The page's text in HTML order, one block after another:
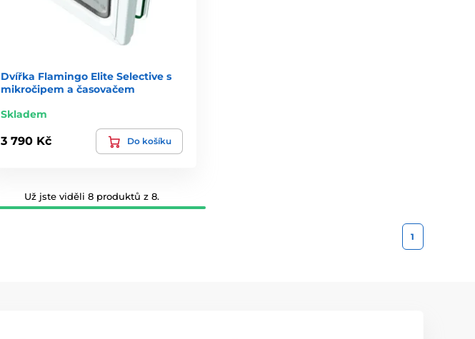
Dvířka Flamingo Elite Selective s
mikročipem a časovačem
Skladem
3 790 Kč Do košíku
Už jste viděli 8 produktů z 8.
1